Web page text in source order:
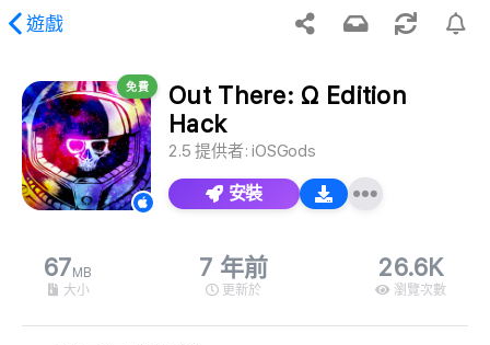
遊戲
請求的內容。
免費
Out There: Ω Edition
Hack
2.5 提供者:iOSGods
安裝
67 MB
大小
7 年前
更新於
26.6K
瀏覽次數